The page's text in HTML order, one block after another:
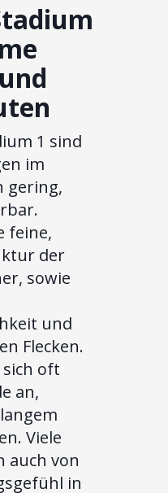
1 sind
im
gering,
feine,
der
sowie
und
Flecken.
oft
an,
Viele
auch von
in